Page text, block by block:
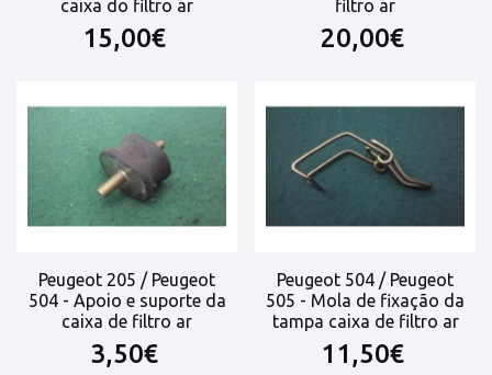
caixa do filtro ar
15,00€
filtro ar
20,00€
Peugeot 205 / Peugeot
504 - Apoio e suporte da
caixa de filtro ar
3,50€
Peugeot 504 / Peugeot
505 - Mola de fixação da
tampa caixa de filtro ar
11,50€